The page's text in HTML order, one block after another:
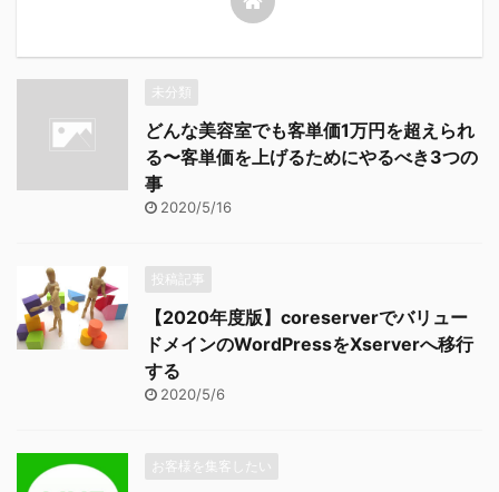
未分類
どんな美容室でも客単価1万円を超えられ
る〜客単価を上げるためにやるべき3つの
事
2020/5/16
投稿記事
【2020年度版】coreserverでバリュー
ドメインのWordPressをXserverへ移行
する
2020/5/6
お客様を集客したい